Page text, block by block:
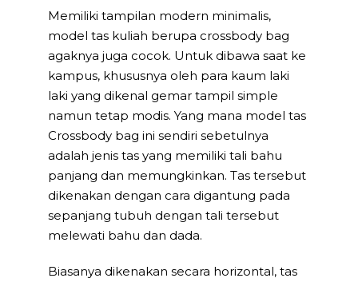
Memiliki tampilan modern minimalis,
model tas kuliah berupa crossbody bag
agaknya juga cocok. Untuk dibawa saat ke
kampus, khususnya oleh para kaum laki
laki yang dikenal gemar tampil simple
namun tetap modis. Yang mana model tas
Crossbody bag ini sendiri sebetulnya
adalah jenis tas yang memiliki tali bahu
panjang dan memungkinkan. Tas tersebut
dikenakan dengan cara digantung pada
sepanjang tubuh dengan tali tersebut
melewati bahu dan dada.
Biasanya dikenakan secara horizontal, tas